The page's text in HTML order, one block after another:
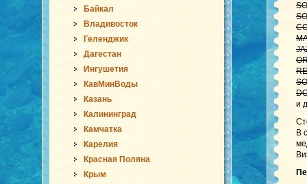
Байкал
Владивосток
Геленджик
Дагестан
Ингушетия
КавМинВоды
Казань
Калининград
Камчатка
Карелия
Красная Поляна
Крым
и
В